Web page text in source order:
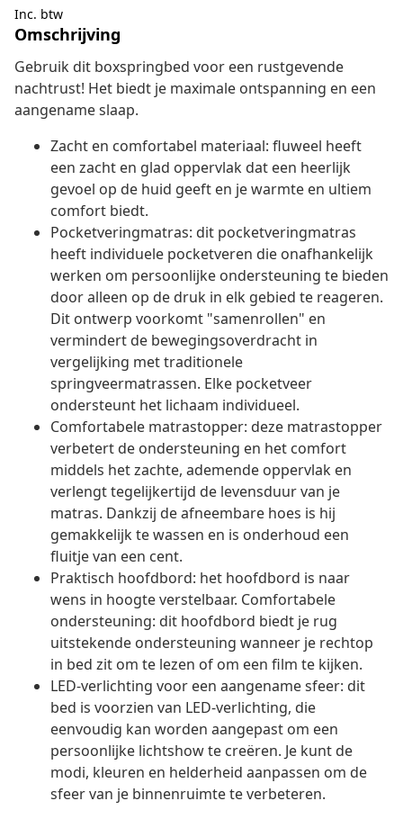
Inc. btw
Omschrijving
Gebruik dit boxspringbed voor een rustgevende
nachtrust! Het biedt je maximale ontspanning en een
aangename slaap.
Zacht en comfortabel materiaal: fluweel heeft
een zacht en glad oppervlak dat een heerlijk
gevoel op de huid geeft en je warmte en ultiem
comfort biedt.
Pocketveringmatras: dit pocketveringmatras
heeft individuele pocketveren die onafhankelijk
werken om persoonlijke ondersteuning te bieden
door alleen op de druk in elk gebied te reageren.
Dit ontwerp voorkomt "samenrollen" en
vermindert de bewegingsoverdracht in
vergelijking met traditionele
springveermatrassen. Elke pocketveer
ondersteunt het lichaam individueel.
Comfortabele matrastopper: deze matrastopper
verbetert de ondersteuning en het comfort
middels het zachte, ademende oppervlak en
verlengt tegelijkertijd de levensduur van je
matras. Dankzij de afneembare hoes is hij
gemakkelijk te wassen en is onderhoud een
fluitje van een cent.
Praktisch hoofdbord: het hoofdbord is naar
wens in hoogte verstelbaar. Comfortabele
ondersteuning: dit hoofdbord biedt je rug
uitstekende ondersteuning wanneer je rechtop
in bed zit om te lezen of om een film te kijken.
LED-verlichting voor een aangename sfeer: dit
bed is voorzien van LED-verlichting, die
eenvoudig kan worden aangepast om een
persoonlijke lichtshow te creëren. Je kunt de
modi, kleuren en helderheid aanpassen om de
sfeer van je binnenruimte te verbeteren.